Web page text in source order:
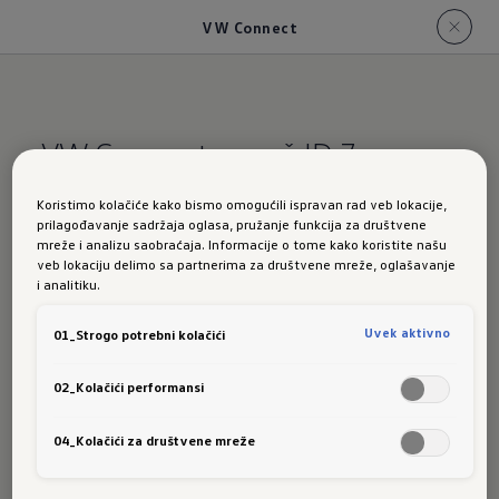
VW Connect
VW Connect za vaš ID.7
Povežite sesa svojim modelom ID.7
S digitalnim uslugama VW Connect¹ vaš će
ID.7 po želji biti online putem fiksno
približno u stvarnom vremenu i stanice za
punjenje sa statusom zauzetosti i radnim
vremenom raspoložive su s uslugom VW
Connect Plus1. Ostale digitalne proizvode za
Koristimo kolačiće kako bismo omogućili ispravan rad veb lokacije,
prilagođavanje sadržaja oglasa, pružanje funkcija za društvene
mreže i analizu saobraćaja. Informacije o tome kako koristite našu
veb lokaciju delimo sa partnerima za društvene mreže, oglašavanje
i analitiku.
01_Strogo potrebni kolačići Uvek aktivno
02_Kolačići performansi
04_Kolačići za društvene mreže